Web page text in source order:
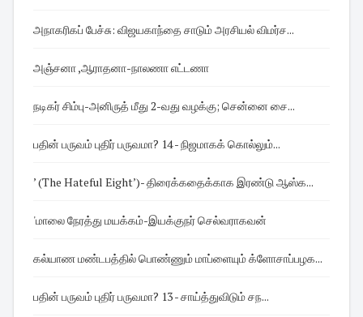
அநாகரிகப் பேச்சு: விஜயகாந்தை சாடும் அரசியல் விமர்ச...
அஞ்சனா ,ஆராதனா-நாலணா எட்டணா
நடிகர் சிம்பு-அனிருத் மீது 2-வது வழக்கு; சென்னை சை...
பதின் பருவம் புதிர் பருவமா? 14 - நிஜமாகக் கொல்லும்...
’ (The Hateful Eight’)- திரைக்கதைக்காக இரண்டு ஆஸ்க...
'மாலை நேரத்து மயக்கம்-இயக்குநர் செல்வராகவன்
கல்யாண மண்டபத்தில் பொண்ணும் மாப்ளையும் க்ளோசாப்பழக...
பதின் பருவம் புதிர் பருவமா? 13 - சாய்த்துவிடும் சந...